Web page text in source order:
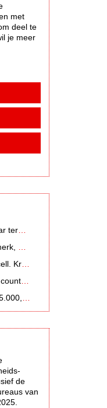
met
deel te
je meer
Eerste ‘loeiende’ Müllermilk-fles van €25.000,- gevonden
de
van